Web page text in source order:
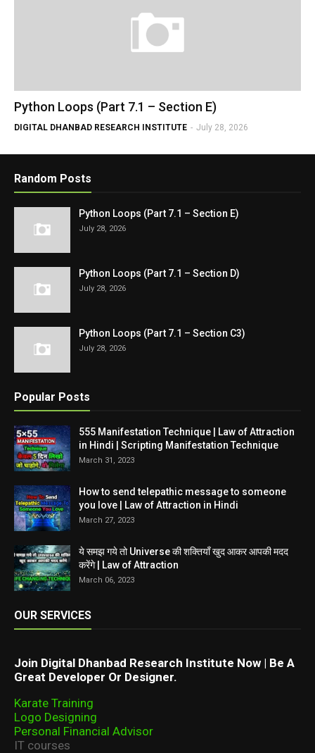
Python Loops (Part 7.1 – Section E)
DIGITAL DHANBAD RESEARCH INSTITUTE - July 28, 2026
Random Posts
Python Loops (Part 7.1 – Section E)
July 28, 2026
Python Loops (Part 7.1 – Section D)
July 28, 2026
Python Loops (Part 7.1 – Section C3)
July 28, 2026
Popular Posts
555 Manifestation Technique | Law of Attraction
in Hindi | Scripting Manifestation Technique
March 31, 2023
How to send telepathic message to someone
you love | Law of Attraction in Hindi
March 27, 2023
ये समझ गये तो Universe की शक्तियाँ खुद आकर आपकी मदद
करेंगे | Law of Attraction
March 06, 2023
OUR SERVICES
Join Digital Dhanbad Research Institute Now | Be A
Great Developer Or Designer.
Karate Training
Logo Designing
Personal Financial Advisor
IT courses